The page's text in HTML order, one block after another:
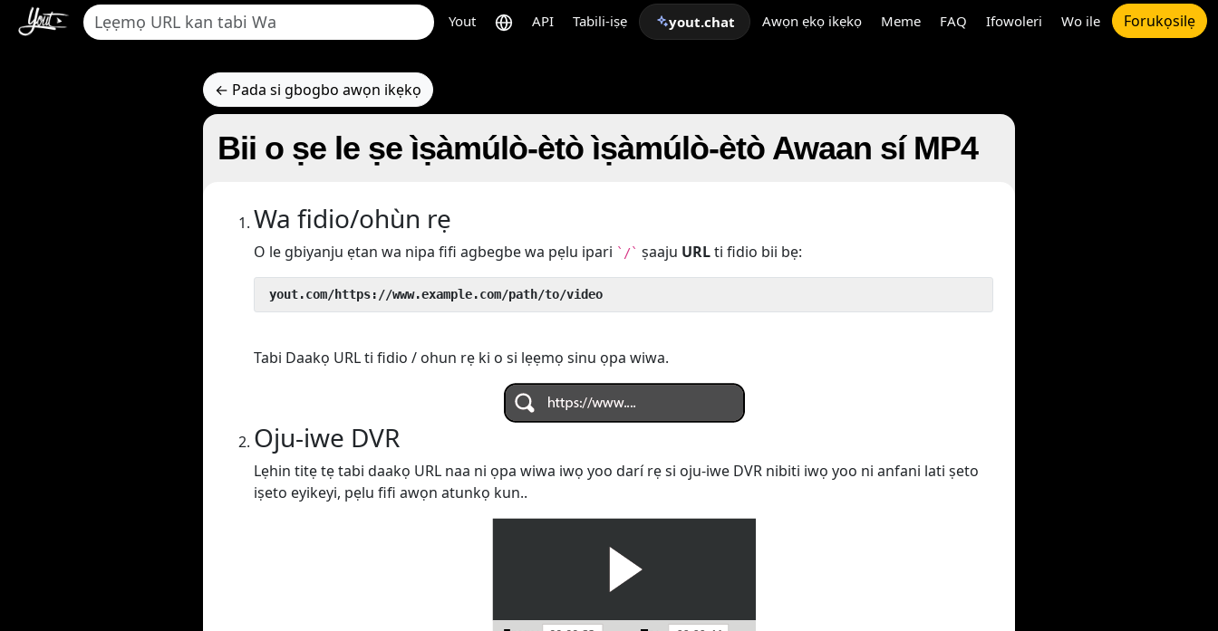
Yout API Tabili-iṣẹ yout.chat Awọn ẹkọ ikẹkọ Meme FAQ Ifowoleri Wo ile Forukọsilẹ
← Pada si gbogbo awọn ikẹkọ
Bii o ṣe le ṣe ìṣàmúlò-ètò ìṣàmúlò-ètò Awaan sí MP4
Wa fidio/ohùn rẹ
O le gbiyanju ẹtan wa nipa fifi agbegbe wa pẹlu ipari `/` ṣaaju URLti fidio bii bẹ:
yout.com/https://www.example.com/path/to/video
Tabi Daakọ URL ti fidio / ohun rẹ ki o si lẹẹmọ sinu ọpa wiwa.
Oju-iwe DVR
Lẹhin titẹ tẹ tabi daakọ URL naa ni ọpa wiwa iwọ yoo darí rẹ si oju-iwe DVR nibiti iwọ yoo ni anfani lati ṣeto
iṣeto eyikeyi, pẹlu fifi awọn atunkọ kun..